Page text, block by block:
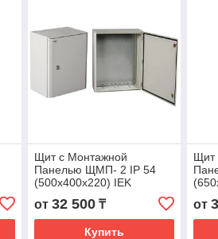
Щит с Монтажной
Панелью ЩМП- 2 IP 54
(500х400х220) IEK
от 32 500₸
Купить
Щит
от